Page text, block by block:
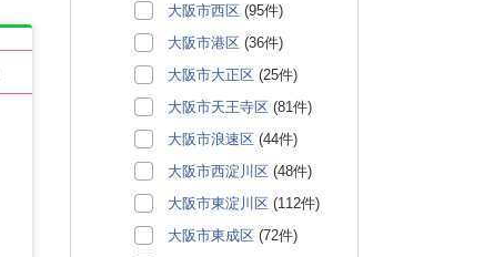
大阪市西区 (95件)
大阪市港区 (36件)
大阪市大正区 (25件)
大阪市天王寺区 (81件)
大阪市浪速区 (44件)
大阪市西淀川区 (48件)
大阪市東淀川区 (112件)
大阪市東成区 (72件)